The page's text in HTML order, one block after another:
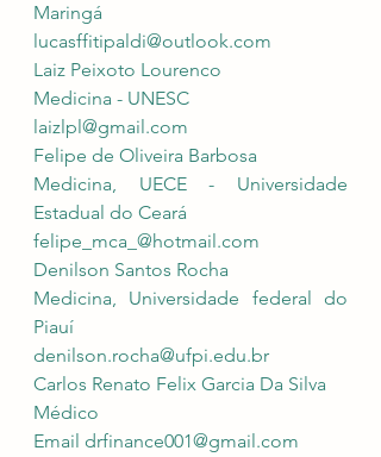
Maringá
lucasffitipaldi@outlook.com
Laiz Peixoto Lourenco
Medicina - UNESC
laizlpl@gmail.com
Felipe de Oliveira Barbosa
Medicina, UECE - Universidade
Estadual do Ceará
felipe_mca_@hotmail.com
Denilson Santos Rocha
Medicina, Universidade federal do
Piauí
denilson.rocha@ufpi.edu.br
Carlos Renato Felix Garcia Da Silva
Médico
Email drfinance001@gmail.com